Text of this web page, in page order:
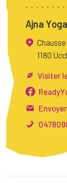
FAQ
Ajna Yoga
1180
Visiter